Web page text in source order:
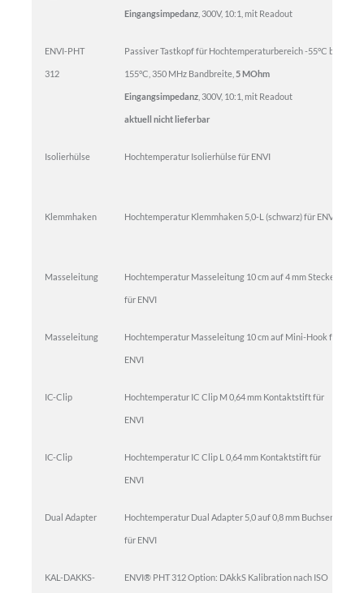
Eingangsimpedanz , 300V, 10:1, mit Readout
ENVI-PHT
312
Passiver Tastkopf für Hochtemperaturbereich -55°C bis
155°C, 350 MHz Bandbreite, 5 MOhm
Eingangsimpedanz , 300V, 10:1, mit Readout
aktuell nicht lieferbar
Isolierhülse Hochtemperatur Isolierhülse für ENVI
Klemmhaken Hochtemperatur Klemmhaken 5,0-L (schwarz) für ENVI
Masseleitung Hochtemperatur Masseleitung 10 cm auf 4 mm Stecker
für ENVI
Masseleitung Hochtemperatur Masseleitung 10 cm auf Mini-Hook für
ENVI
IC-Clip Hochtemperatur IC Clip M 0,64 mm Kontaktstift für
ENVI
IC-Clip Hochtemperatur IC Clip L 0,64 mm Kontaktstift für
ENVI
Dual Adapter Hochtemperatur Dual Adapter 5,0 auf 0,8 mm Buchsen
für ENVI
KAL-DAKKS- ENVI® PHT 312 Option: DAkkS Kalibration nach ISO